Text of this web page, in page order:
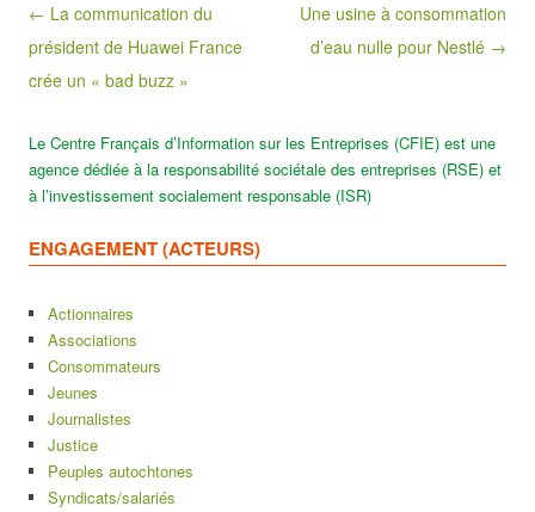
Post navigation
← La communication du
président de Huawei France
crée un « bad buzz »
Une usine à consommation
d’eau nulle pour Nestlé →
Le Centre Français d’Information sur les Entreprises (CFIE) est une
agence dédiée à la responsabilité sociétale des entreprises (RSE) et
à l’investissement socialement responsable (ISR)
ENGAGEMENT (ACTEURS)
Actionnaires
Associations
Consommateurs
Jeunes
Journalistes
Justice
Peuples autochtones
Syndicats/salariés